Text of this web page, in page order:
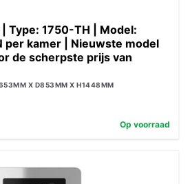
Type: 1750-TH | Model:
per kamer | Nieuwste model
de scherpste prijs van
X D853MM X H1448MM
Op voorraad